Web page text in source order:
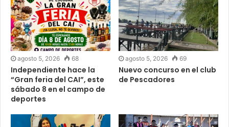
agosto 5, 2026 68
Independiente hace la
“Gran feria del CAI”, este
sábado 8 en el campo de
deportes
agosto 5, 2026 69
Nuevo concurso en el club
de Pescadores